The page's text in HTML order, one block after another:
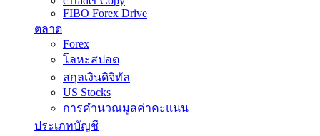
FIBO Forex Drive
ตลาด
Forex
โลหะสปอต
สกุลเงินดิจิทัล
US Stocks
การคำนวณมูลค่าคะแนน
ประเภทบัญชี